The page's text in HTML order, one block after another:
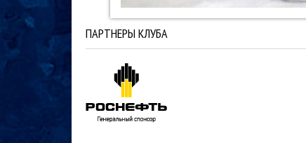
ПАРТНЕРЫ КЛУБА